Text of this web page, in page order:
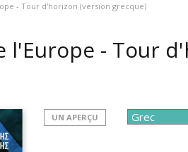
- Tour d'horizon (version grecque)
l'Europe - Tour
UN APERÇU